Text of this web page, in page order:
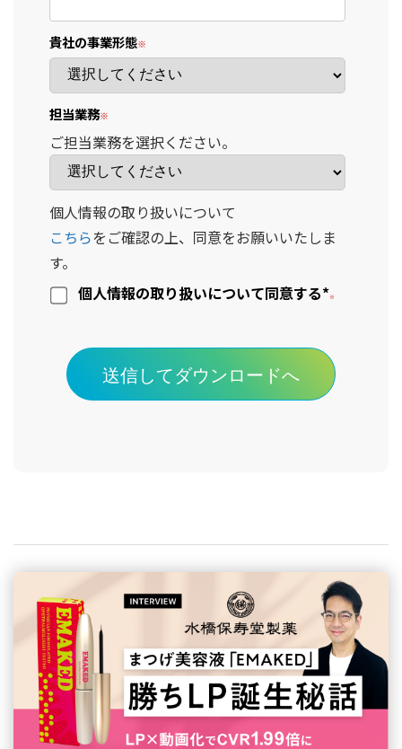
貴社の事業形態
担当業務
ご担当業務を選択ください。
個人情報の取り扱いについて
こちらをご確認の上、同意をお願いいたしま
す。
個人情報の取り扱いについて同意する*